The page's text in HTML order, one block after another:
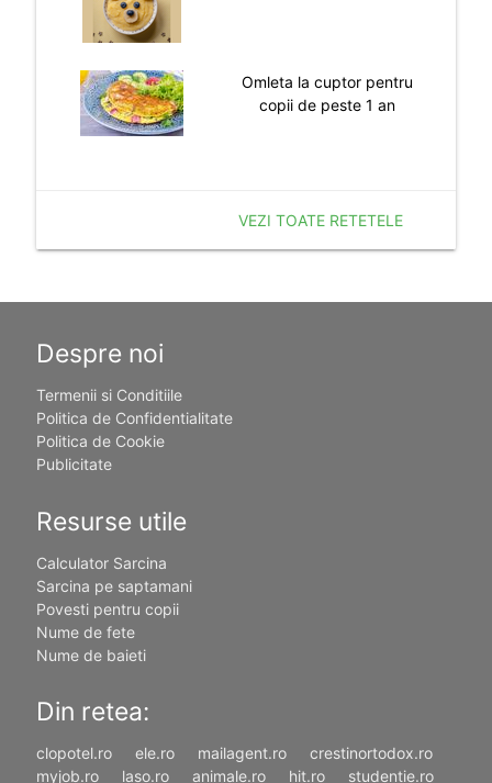
Omleta la cuptor pentru
copii de peste 1 an
VEZI TOATE RETETELE
Despre noi
Termenii si Conditiile
Politica de Confidentialitate
Politica de Cookie
Publicitate
Resurse utile
Calculator Sarcina
Sarcina pe saptamani
Povesti pentru copii
Nume de fete
Nume de baieti
Din retea:
clopotel.ro ele.ro mailagent.ro
crestinortodox.ro
myjob.ro
laso.ro animale.ro hit.ro studentie.ro